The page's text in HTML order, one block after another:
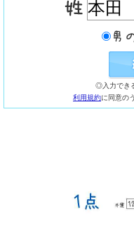
◎入力でき
利用規約に同意の